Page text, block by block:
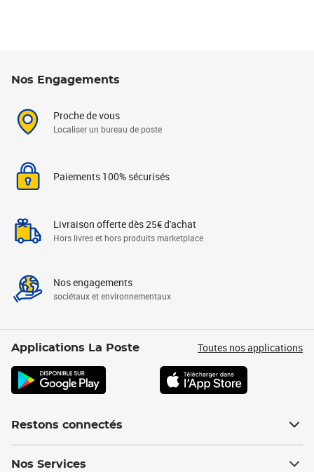
Nos Engagements
Proche de vous
Localiser un bureau de poste
Paiements 100% sécurisés
Livraison offerte dès 25€ d'achat
Hors livres et hors produits marketplace
Nos engagements
sociétaux et environnementaux
Applications La Poste Toutes nos applications
Restons connectés
Nos Services